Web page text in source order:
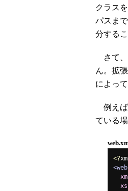
クラス
パスま
分する
さて、
ん。拡
によっ
例えば
ている
<?